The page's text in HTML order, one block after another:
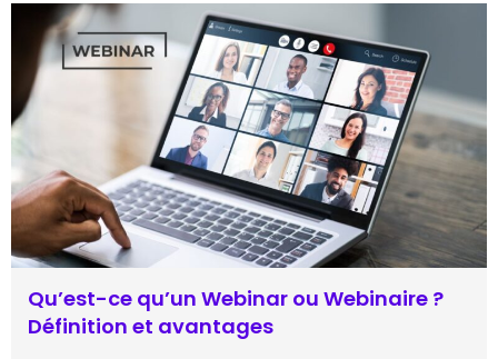
Qu’est-ce qu’un Webinar ou Webinaire ?
Définition et avantages